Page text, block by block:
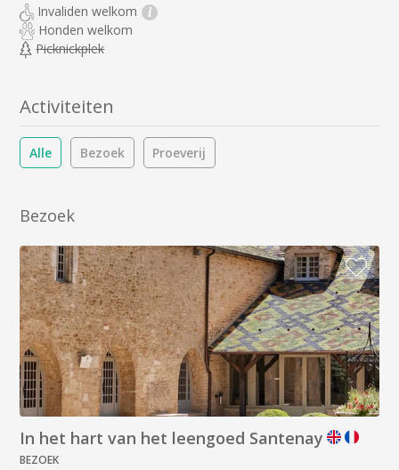
Invaliden welkom i
Honden welkom
Picknickplek
Activiteiten
Alle Bezoek Proeverij
Bezoek
In het hart van het leengoed Santenay
BEZOEK